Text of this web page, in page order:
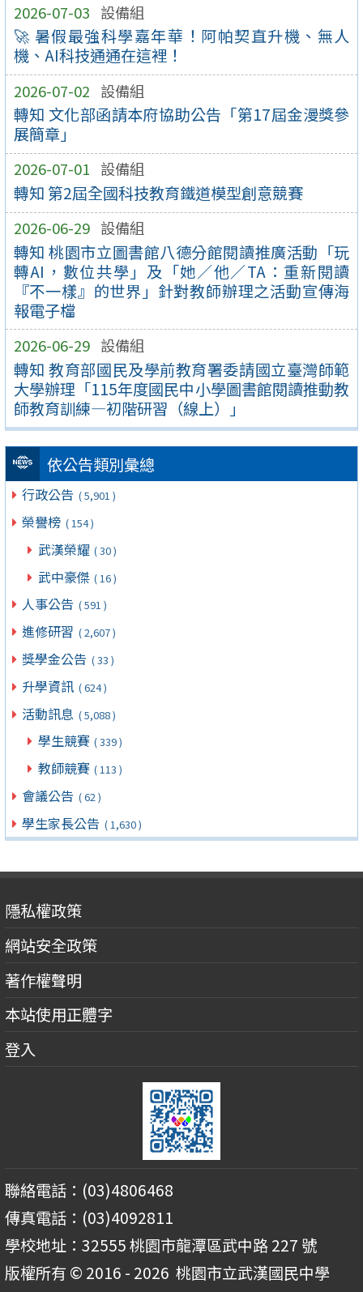
2026-07-03 設備組
🚀 暑假最強科學嘉年華！阿帕契直升機、無人
機、AI科技通通在這裡！
2026-07-02 設備組
轉知 文化部函請本府協助公告「第17屆金漫獎參
展簡章」
2026-07-01 設備組
轉知 第2屆全國科技教育鐵道模型創意競賽
2026-06-29 設備組
轉知 桃園市立圖書館八德分館閱讀推廣活動「玩
轉AI，數位共學」及「她／他／TA：重新閱讀
『不一樣』的世界」針對教師辦理之活動宣傳海
報電子檔
2026-06-29 設備組
轉知 教育部國民及學前教育署委請國立臺灣師範
大學辦理「115年度國民中小學圖書館閱讀推動教
師教育訓練—初階研習（線上）」
依公告類別彙總
行政公告 ( 5,901 )
榮譽榜 ( 154 )
武漢榮耀 ( 30 )
武中豪傑 ( 16 )
人事公告 ( 591 )
進修研習 ( 2,607 )
獎學金公告 ( 33 )
升學資訊 ( 624 )
活動訊息 ( 5,088 )
學生競賽 ( 339 )
教師競賽 ( 113 )
會議公告 ( 62 )
學生家長公告 ( 1,630 )
隱私權政策
網站安全政策
著作權聲明
本站使用正體字
登入
聯絡電話：(03)4806468
傳真電話：(03)4092811
學校地址：32555 桃園市龍潭區武中路 227 號
版權所有 © 2016 - 2026 桃園市立武漢國民中學